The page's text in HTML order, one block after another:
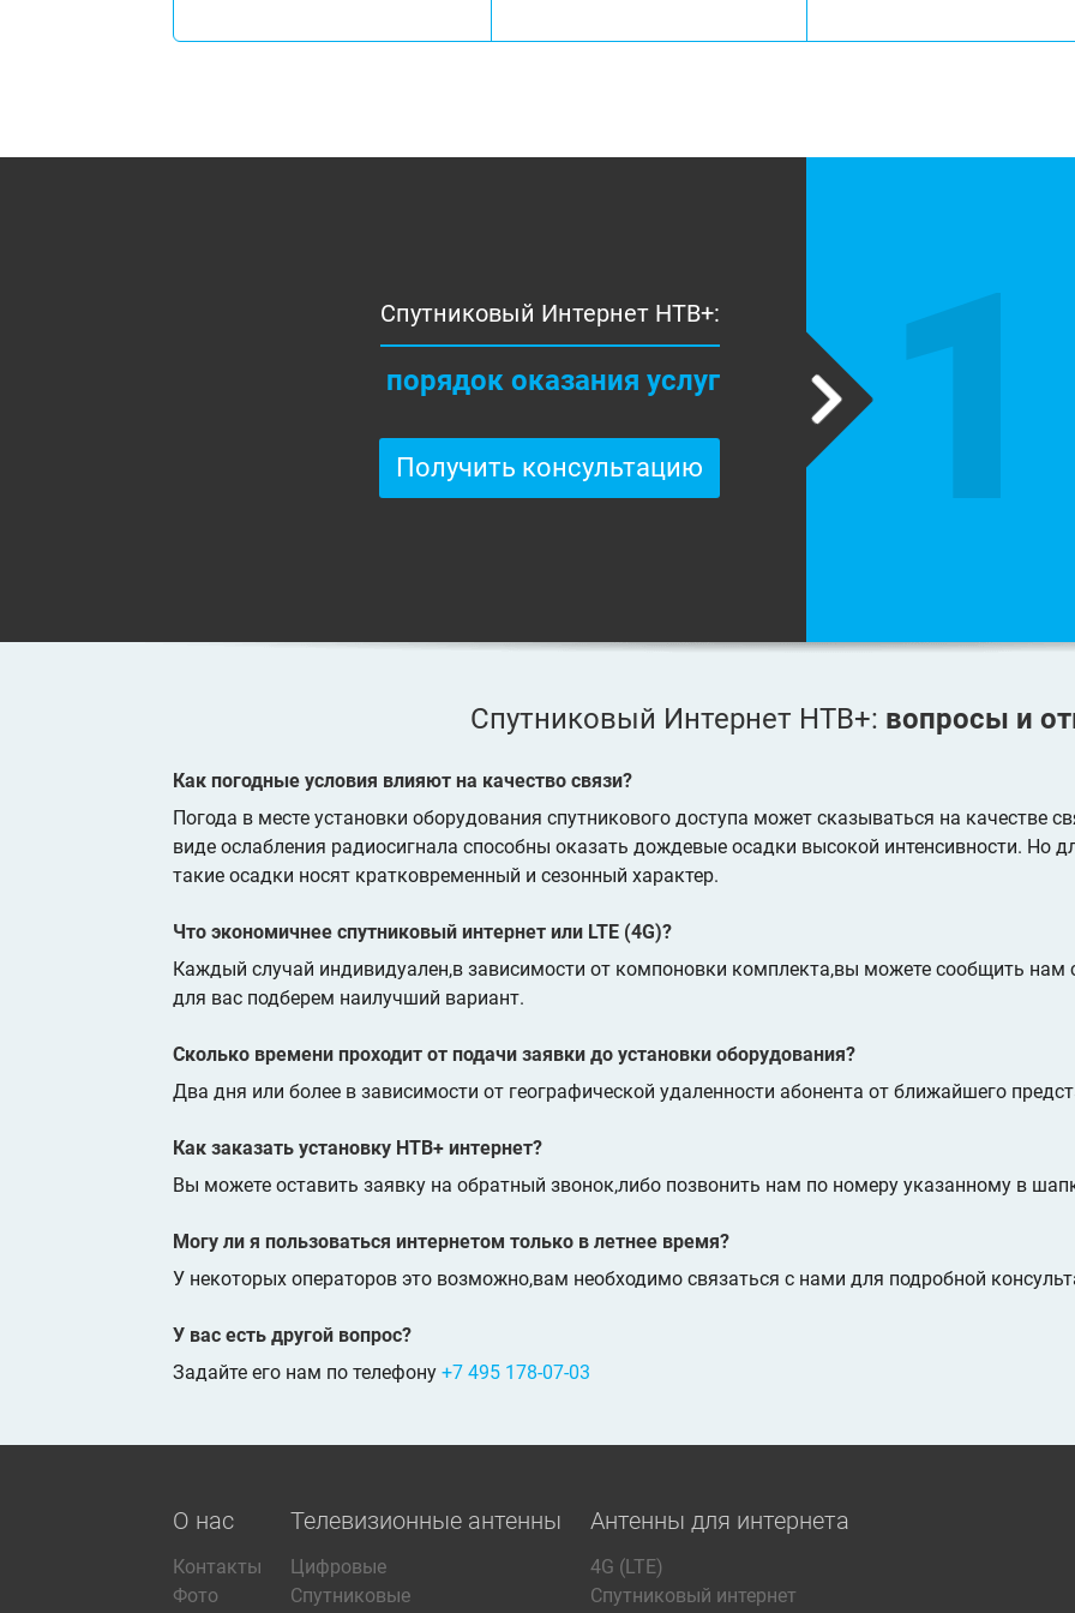
Спутниковый Интернет НТВ+:
порядок оказания услуг
Получить консультацию 1
Спутниковый Интернет НТВ+: вопросы и
Как погодные условия влияют на качество связи?
Погода в месте установки оборудования спутникового доступа может сказываться на качестве
виде ослабления радиосигнала способны оказать дождевые осадки высокой интенсивности. Но
такие осадки носят кратковременный и сезонный характер.
Что экономичнее спутниковый интернет или LTE (4G)?
Каждый случай индивидуален,в зависимости от компоновки комплекта,вы можете сообщить
для вас подберем наилучший вариант.
Сколько времени проходит от подачи заявки до установки оборудования?
Два дня или более в зависимости от географической удаленности абонента от ближайшего
Как заказать установку НТВ+ интернет?
Вы можете оставить заявку на обратный звонок,либо позвонить нам по номеру указанному в
Могу ли я пользоваться интернетом только в летнее время?
У некоторых операторов это возможно,вам необходимо связаться с нами для подробной
У вас есть другой вопрос?
Задайте его нам по телефону +7 495 178-07-03
О нас
Контакты
Фото
Телевизионные антенны
Цифровые
Спутниковые
Антенны для интернета
4G (LTE)
Спутниковый интернет